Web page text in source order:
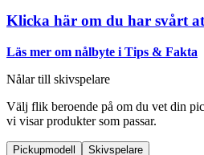
Klicka här om du har svårt
Läs mer om nålbyte i Tips & Fakta
Nålar till skivspelare
Välj flik beroende på om du vet din
vi visar produkter som passar.
Pickupmodell Skivspelare